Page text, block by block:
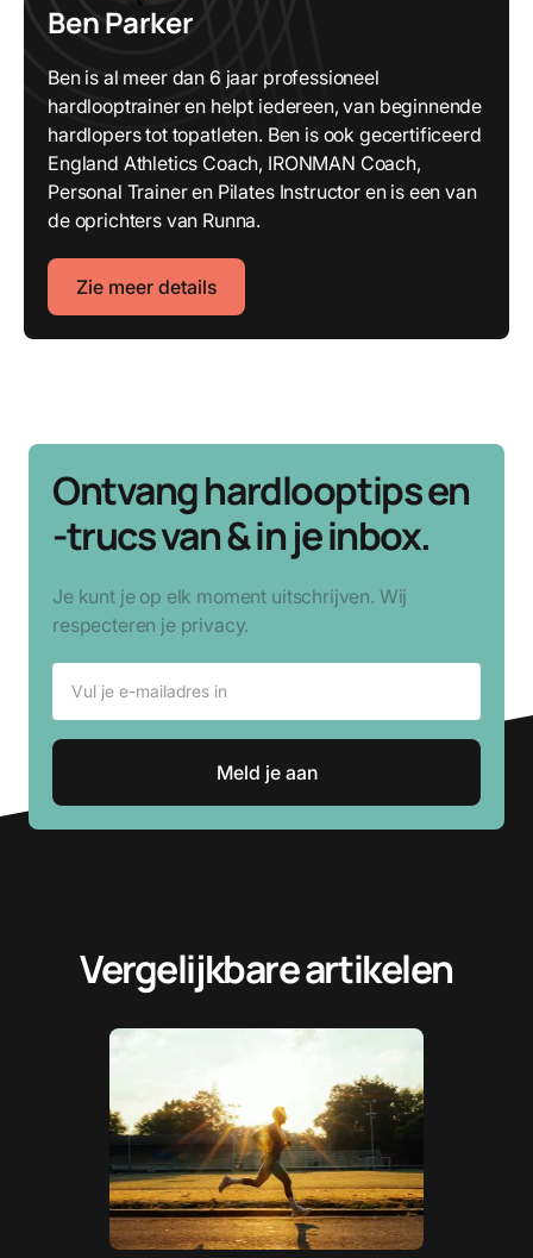
Ben Parker
Ben is al meer dan 6 jaar professioneel
hardlooptrainer en helpt iedereen, van beginnende
hardlopers tot topatleten. Ben is ook gecertificeerd
England Athletics Coach, IRONMAN Coach,
Personal Trainer en Pilates Instructor en is een van
de oprichters van Runna.
Zie meer details
Ontvang hardlooptips en
-trucs van & in je inbox.
Je kunt je op elk moment uitschrijven. Wij
respecteren je privacy.
Vergelijkbare artikelen